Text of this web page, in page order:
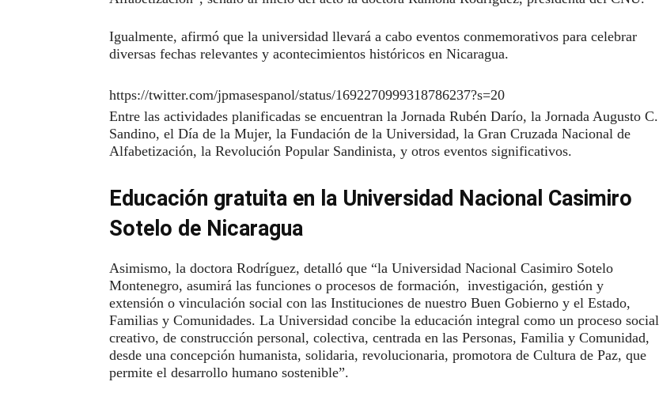
Igualmente, afirmó que la universidad llevará a cabo eventos conmemorativos para celebrar
diversas fechas relevantes y acontecimientos históricos en Nicaragua.
https://twitter.com/jpmasespanol/status/1692270999318786237?s=20
Entre las actividades planificadas se encuentran la Jornada Rubén Darío, la Jornada Augusto C.
Sandino, el Día de la Mujer, la Fundación de la Universidad, la Gran Cruzada Nacional de
Alfabetización, la Revolución Popular Sandinista, y otros eventos significativos.
Educación gratuita en la Universidad Nacional Casimiro
Sotelo de Nicaragua
Asimismo, la doctora Rodríguez, detalló que “la Universidad Nacional Casimiro Sotelo
Montenegro, asumirá las funciones o procesos de formación, investigación, gestión y
extensión o vinculación social con las Instituciones de nuestro Buen Gobierno y el Estado,
Familias y Comunidades. La Universidad concibe la educación integral como un proceso social
creativo, de construcción personal, colectiva, centrada en las Personas, Familia y Comunidad,
desde una concepción humanista, solidaria, revolucionaria, promotora de Cultura de Paz, que
permite el desarrollo humano sostenible”.